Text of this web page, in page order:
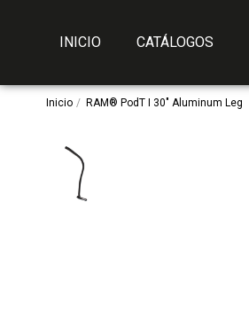
INICIO CATÁLOGOS
Inicio RAM® PodT I 30" Aluminum Leg